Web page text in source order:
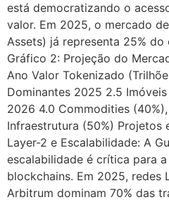
está democratizando o
valor. Em 2025, o mercado
Assets) já representa 25%
Gráfico 2: Projeção do
Ano Valor Tokenizado
Dominantes 2025 2.5
2026 4.0 Commodities
Infraestrutura (50%) Projetos
Layer-2 e Escalabilidade: A
escalabilidade é crítica para
blockchains. Em 2025, redes
Arbitrum dominam 70% das